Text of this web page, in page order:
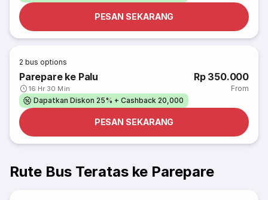
PESAN SEKARANG
2 bus options
Parepare ke Palu
16 Hr 30 Min
Rp 350.000
From
Dapatkan Diskon 25% + Cashback 20,000
PESAN SEKARANG
Rute Bus Teratas ke Parepare